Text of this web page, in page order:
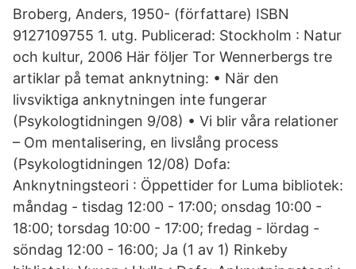
Broberg, Anders, 1950- (författare) ISBN
9127109755 1. utg. Publicerad: Stockholm : Natur
och kultur, 2006 Här följer Tor Wennerbergs tre
artiklar på temat anknytning: • När den
livsviktiga anknytningen inte fungerar
(Psykologtidningen 9/08) • Vi blir våra relationer
– Om mentalisering, en livslång process
(Psykologtidningen 12/08) Dofa:
Anknytningsteori : Öppettider for Luma bibliotek:
måndag - tisdag 12:00 - 17:00; onsdag 10:00 -
18:00; torsdag 10:00 - 17:00; fredag - lördag -
söndag 12:00 - 16:00; Ja (1 av 1) Rinkeby